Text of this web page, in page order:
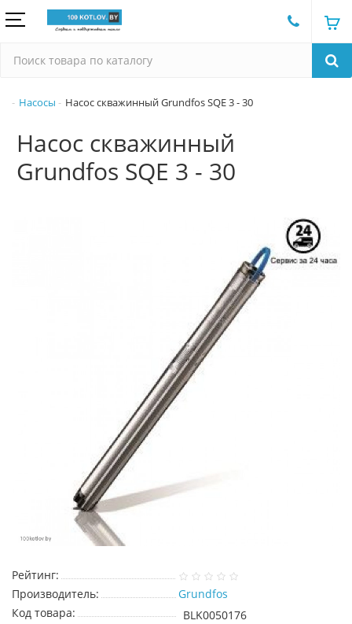
Насосы Насос скважинный Grundfos SQE 3 - 30
Насос скважинный
Grundfos SQE 3 - 30
Рейтинг:
Производитель:
Grundfos
Код товара:
BLK0050176